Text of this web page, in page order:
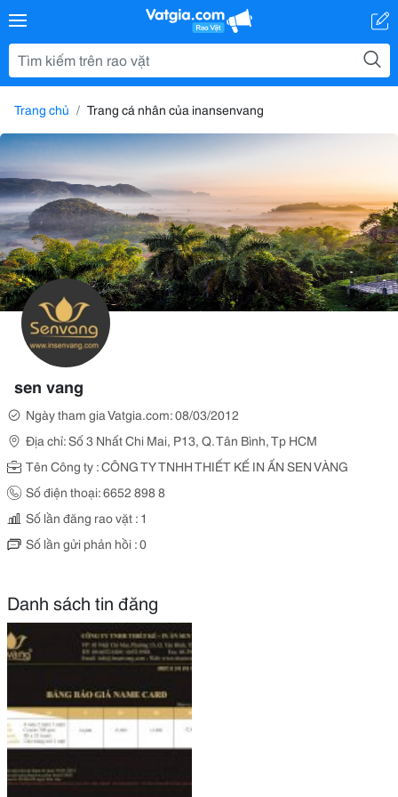
Trang chủ Trang cá nhân của inansenvang
sen vang
Ngày tham gia Vatgia.com: 08/03/2012
Địa chỉ: Số 3 Nhất Chi Mai, P13, Q. Tân Bình, Tp HCM
Tên Công ty : CÔNG TY TNHH THIẾT KẾ IN ẤN SEN VÀNG
Số điện thoại: 6652 898 8
Số lần đăng rao vặt : 1
Số lần gửi phản hồi : 0
Danh sách tin đăng